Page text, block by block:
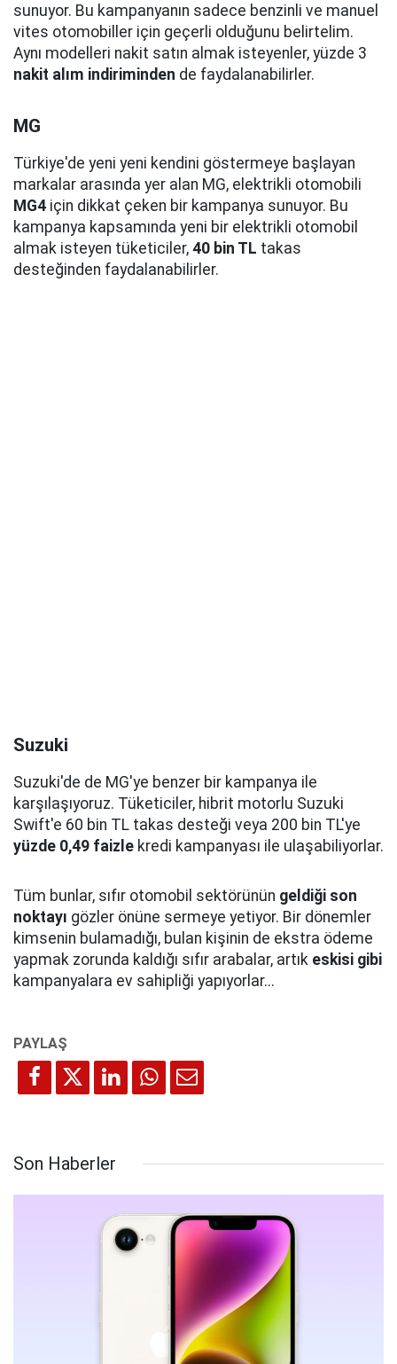
sunuyor. Bu kampanyanın sadece benzinli ve manuel
vites otomobiller için geçerli olduğunu belirtelim.
Aynı modelleri nakit satın almak isteyenler, yüzde 3
nakit alım indiriminden de faydalanabilirler.
MG
Türkiye'de yeni yeni kendini göstermeye başlayan
markalar arasında yer alan MG, elektrikli otomobili
MG4 için dikkat çeken bir kampanya sunuyor. Bu
kampanya kapsamında yeni bir elektrikli otomobil
almak isteyen tüketiciler, 40 bin TL takas
desteğinden faydalanabilirler.
Suzuki
Suzuki'de de MG'ye benzer bir kampanya ile
karşılaşıyoruz. Tüketiciler, hibrit motorlu Suzuki
Swift'e 60 bin TL takas desteği veya 200 bin TL'ye
yüzde 0,49 faizle kredi kampanyası ile ulaşabiliyorlar.
Tüm bunlar, sıfır otomobil sektörünün geldiği son
noktayı gözler önüne sermeye yetiyor. Bir dönemler
kimsenin bulamadığı, bulan kişinin de ekstra ödeme
yapmak zorunda kaldığı sıfır arabalar, artık eskisi gibi
kampanyalara ev sahipliği yapıyorlar...
Son Haberler